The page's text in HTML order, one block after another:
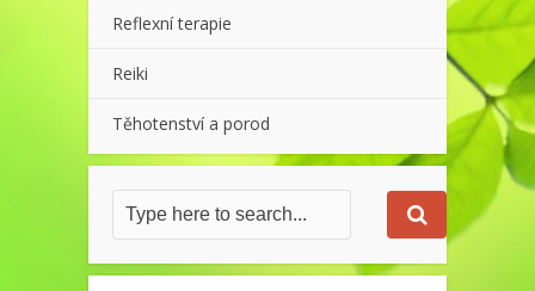
Reflexní terapie
Reiki
Těhotenství a porod